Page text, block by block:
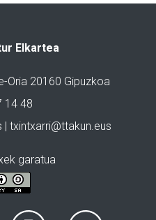
Elkartea
Oria 20160 Gipuzkoa
14 48
txintxarri@ttakun.eus
garatua